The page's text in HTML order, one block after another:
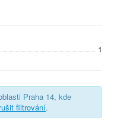
1
Praha 14, kde
filtrování.